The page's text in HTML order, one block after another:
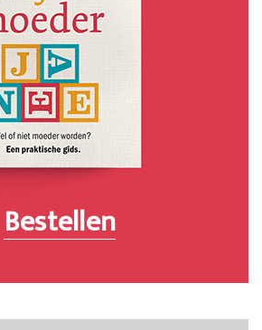
Bestellen